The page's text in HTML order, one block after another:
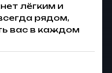
лёгким и
рядом,
вас в каждом